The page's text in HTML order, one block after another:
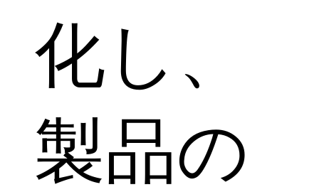
化し、
製品の